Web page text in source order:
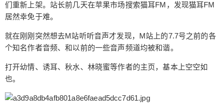
们重新上架。站长前几天在苹果市场搜索猫耳FM，发现猫耳FM
居然幸免于难。
就在刚刚突然想去M站听听音声才发现，M站上的7.7号之前的各
个知名作者音频、和以前的一些音声频道均被和谐。
打开幼情、诱耳、秋水、林晓蜜等作者的主页，基本上空空如
也。
前段时间是各类音乐音频平台集体下架整改一个
月，包括网易云音乐、荔枝FM、喜马拉雅，企鹅F
M等多家网络音乐APP。如果以上APP你手机没有
卸载依然可以使用，如果卸载了那将等待他们重新
耳FM居然幸免于难。 就在刚刚突然想去M站听听音
声才发现，M站上的7.7号之前的各个知名作者音
频、和以前的一些音声频道均被和谐。 打开幼情、
诱耳、秋水、林晓蜜等作者的主页，基本上空空如